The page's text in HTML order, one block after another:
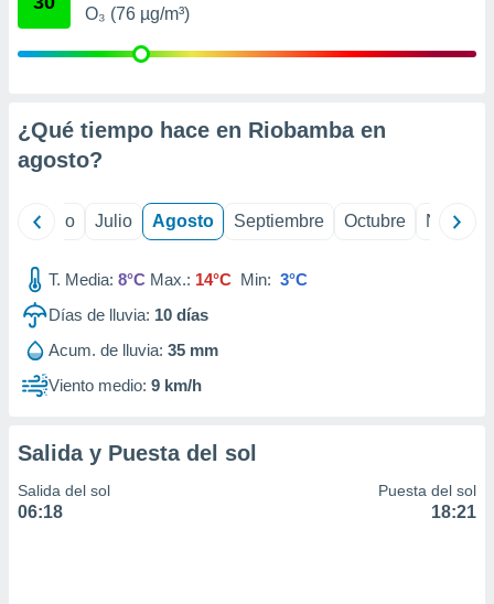
mediante
publicidad
publicidad
1199
O₃ (76 µg/m³)
¿Qué tiempo hace en Riobamba en
agosto?
Junio Julio Agosto Septiembre Octubre
T. Media: 8°C Max.: 14°C Min: 3°C
Días de lluvia: 10 días
Acum. de lluvia: 35 mm
Viento medio: 9 km/h
Salida y Puesta del sol
Salida del sol
06:18
Puesta del sol
18:21